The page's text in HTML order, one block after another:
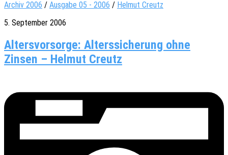
Archiv 2006 / Ausgabe 05 - 2006 / Helmut Creutz
5. September 2006
Altersvorsorge: Alterssicherung ohne
Zinsen – Helmut Creutz